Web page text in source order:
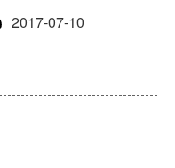
2017-07-10